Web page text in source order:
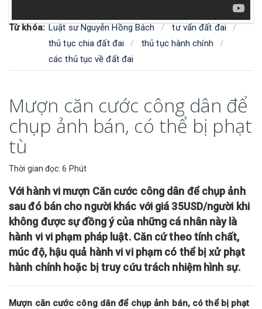
Từ khóa: Luật sư Nguyễn Hồng Bách
tư vấn đất đai
thủ tục chia đất đai
thủ tục hành chính
các thủ tục về đất đai
Mượn căn cước công dân để
chụp ảnh bán, có thể bị phạt
tù
Thời gian đọc: 6 Phút
Với hành vi mượn Căn cước công dân để chụp ảnh
sau đó bán cho người khác với giá 35USD/người khi
không được sự đồng ý của những cá nhân này là
hành vi vi phạm pháp luật. Căn cứ theo tính chất,
múc độ, hậu quả hành vi vi phạm có thể bị xử phạt
hành chính hoặc bị truy cứu trách nhiệm hình sự.
Mượn căn cước công dân để chụp ảnh bán, có thể bị phạt